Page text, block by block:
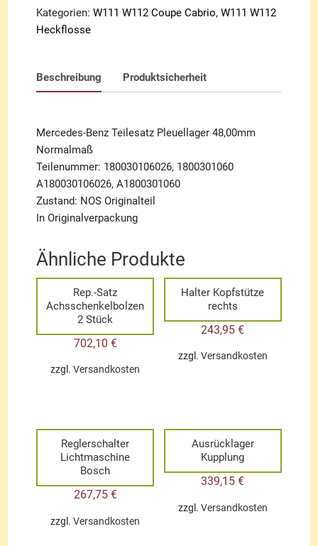
Kategorien:W111 W112 Coupe Cabrio,W111 W112
Heckflosse
Beschreibung Produktsicherheit
Mercedes-Benz Teilesatz Pleuellager 48,00mm
Normalmaß
Teilenummer: 180030106026, 1800301060
A180030106026, A1800301060
Zustand: NOS Originalteil
In Originalverpackung
Ähnliche Produkte
Rep.-Satz
Achsschenkelbolzen
2 Stück
702,10 €
zzgl.Versandkosten
Halter Kopfstütze
rechts
243,95€
zzgl. Versandkosten
Reglerschalter
Lichtmaschine
Bosch
267,75 €
zzgl.Versandkosten
Ausrücklager
Kupplung
339,15€
zzgl. Versandkosten